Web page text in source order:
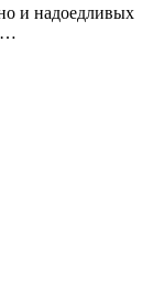
и надоедливых
…